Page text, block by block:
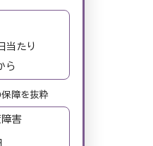
当たり
ら
障を抜粋
害